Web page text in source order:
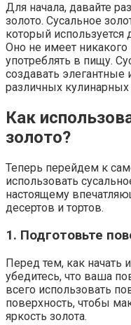
Для начала, давайте
золото. Сусальное
который
Оно не имеет никакого
употреблять в пищу.
создавать
различных
Как
золото?
Теперь перейдем к
использовать
настоящему
десертов и тортов.
1. Подготовьте
Перед тем, как начать
убедитесь, что ваша
всего использовать
поверхность, чтобы
яркость золота.